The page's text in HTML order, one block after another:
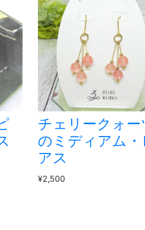
チェリークォー
のミディアム・
アス
¥2,500